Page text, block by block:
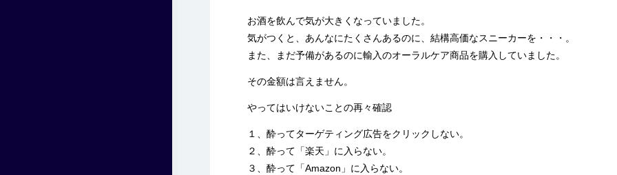
お酒を飲んで気が大きくなっていました。
気がつくと、あんなにたくさんあるのに、結構高価なスニーカーを・・・。
また、まだ予備があるのに輸入のオーラルケア商品を購入していました。
その金額は言えません。
やってはいけないことの再々確認
１、酔ってターゲティング広告をクリックしない。
２、酔って「楽天」に入らない。
３、酔って「Amazon」に入らない。